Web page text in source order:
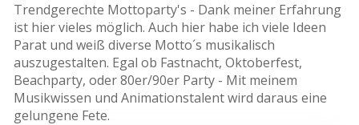
Trendgerechte Mottoparty's - Dank meiner Erfahrung
ist hier vieles möglich. Auch hier habe ich viele Ideen
Parat und weiß diverse Motto´s musikalisch
auszugestalten. Egal ob Fastnacht, Oktoberfest,
Beachparty, oder 80er/90er Party - Mit meinem
Musikwissen und Animationstalent wird daraus eine
gelungene Fete.